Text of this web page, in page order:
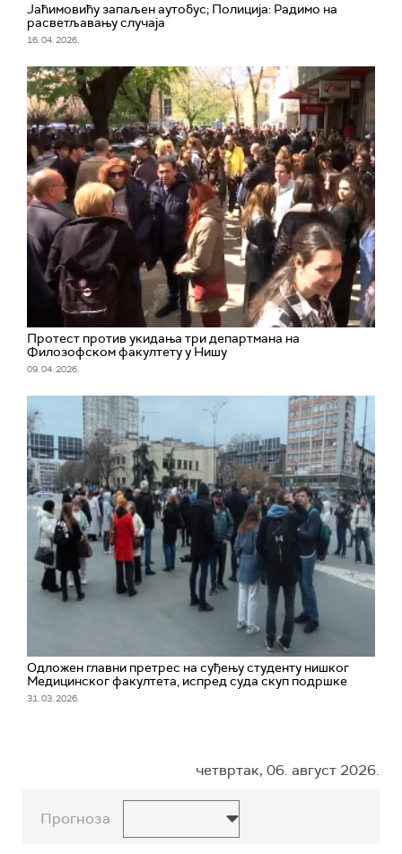
Јаћимовићу запаљен аутобус; Полиција: Радимо на
расветљавању случаја
16. 04. 2026.
Протест против укидања три департмана на
Филозофском факултету у Нишу
09. 04. 2026.
Одложен главни претрес на суђењу студенту нишког
Медицинског факултета, испред суда скуп подршке
31. 03. 2026.
четвртак, 06. август 2026.
Прогноза